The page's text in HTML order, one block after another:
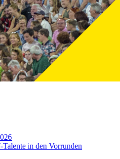
in den Vorrunden